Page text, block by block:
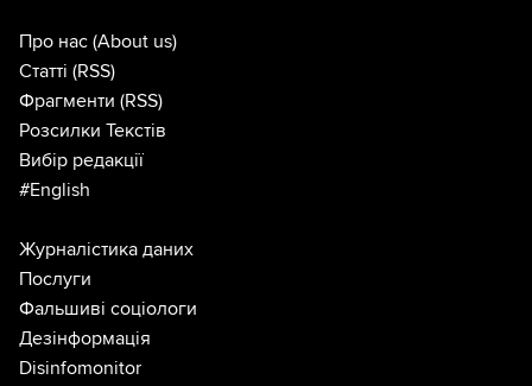
Про нас (About us)
Статті (RSS)
Фрагменти (RSS)
Розсилки Текстів
Вибір редакції
#English
Журналістика даних
Послуги
Фальшиві соціологи
Дезінформація
Disinfomonitor